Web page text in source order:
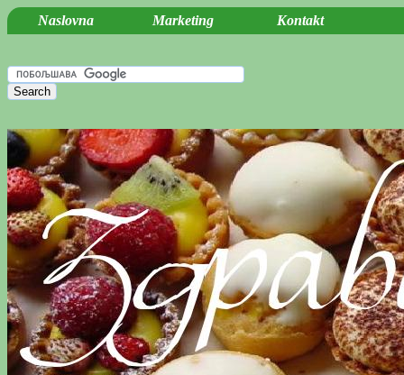
Naslovna Marketing Kontakt